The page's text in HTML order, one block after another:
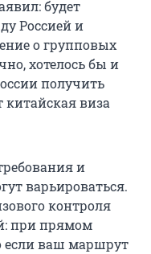
будет
Россией и
о групповых
хотелось бы и
получить
китайская виза
и
варьироваться.
контроля
при прямом
если ваш маршрут